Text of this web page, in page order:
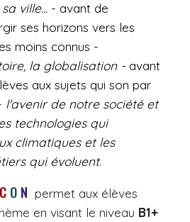
ville... - avant de
ses horizons vers les
moins connus -
la globalisation - avant
aux sujets qui son par
l'avenir de notre société et
technologies qui
climatiques et les
qui évoluent.
C O N permet aux élèves
en visant le niveau B1+